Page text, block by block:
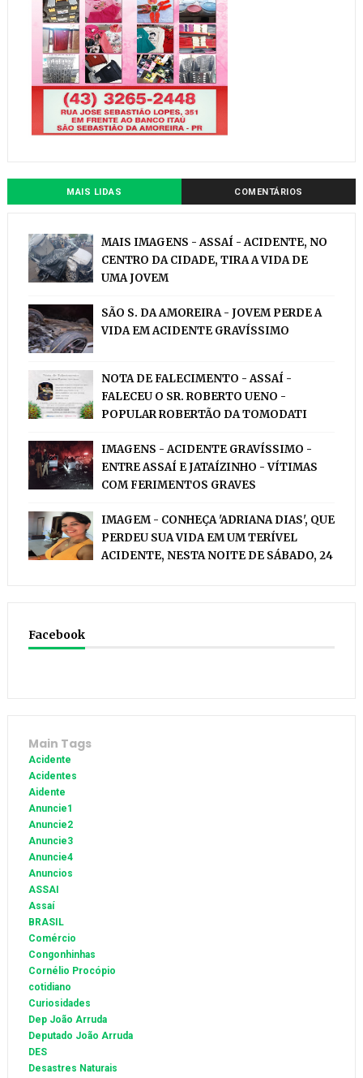
MAIS LIDAS COMENTÁRIOS
MAIS IMAGENS - ASSAÍ - ACIDENTE, NO
CENTRO DA CIDADE, TIRA A VIDA DE
UMA JOVEM
SÃO S. DA AMOREIRA - JOVEM PERDE A
VIDA EM ACIDENTE GRAVÍSSIMO
NOTA DE FALECIMENTO - ASSAÍ -
FALECEU O SR. ROBERTO UENO -
POPULAR ROBERTÃO DA TOMODATI
IMAGENS - ACIDENTE GRAVÍSSIMO -
ENTRE ASSAÍ E JATAÍZINHO - VÍTIMAS
COM FERIMENTOS GRAVES
IMAGEM - CONHEÇA 'ADRIANA DIAS', QUE
PERDEU SUA VIDA EM UM TERÍVEL
ACIDENTE, NESTA NOITE DE SÁBADO, 24
Facebook
Main Tags
Acidente
Acidentes
Aidente
Anuncie1
Anuncie2
Anuncie3
Anuncie4
Anuncios
ASSAI
Assaí
BRASIL
Comércio
Congonhinhas
Cornélio Procópio
cotidiano
Curiosidades
Dep João Arruda
Deputado João Arruda
DES
Desastres Naturais